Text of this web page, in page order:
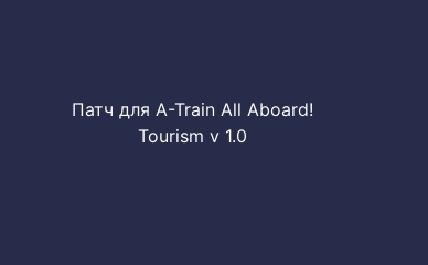
Патч для A-Train All Aboard!
Tourism v 1.0